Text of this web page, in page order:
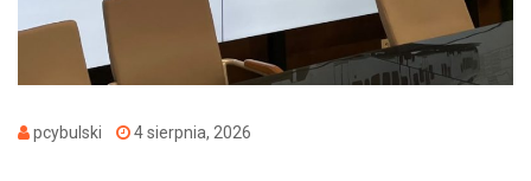
pcybulski 4 sierpnia, 2026